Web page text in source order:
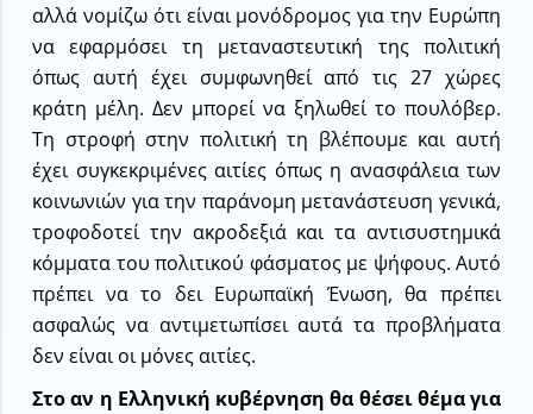
αλλά νομίζω ότι είναι μονόδρομος για την Ευρώπη
να εφαρμόσει τη μεταναστευτική της πολιτική
όπως αυτή έχει συμφωνηθεί από τις 27 χώρες
κράτη μέλη. Δεν μπορεί να ξηλωθεί το πουλόβερ.
Τη στροφή στην πολιτική τη βλέπουμε και αυτή
έχει συγκεκριμένες αιτίες όπως η ανασφάλεια των
κοινωνιών για την παράνομη μετανάστευση γενικά,
τροφοδοτεί την ακροδεξιά και τα αντισυστημικά
κόμματα του πολιτικού φάσματος με ψήφους. Αυτό
πρέπει να το δει Ευρωπαϊκή Ένωση, θα πρέπει
ασφαλώς να αντιμετωπίσει αυτά τα προβλήματα
δεν είναι οι μόνες αιτίες.
Στο αν η Ελληνική κυβέρνηση θα θέσει θέμα για